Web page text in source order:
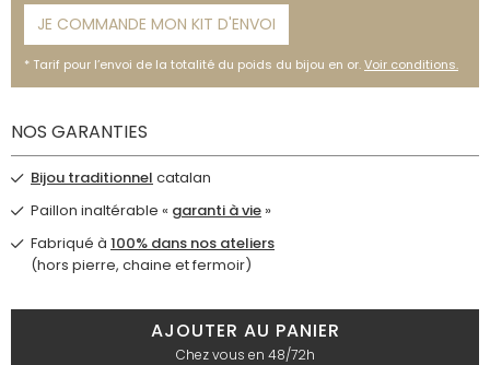
Tarif pour l’envoi de la totalité du poids du bijou en or.Voir conditions.
JE COMMANDE MON KIT D'ENVOI
NOS GARANTIES
Bijou traditionnel catalan
Paillon inaltérable « garanti à vie »
Fabriqué à 100% dans nos ateliers
(hors pierre, chaine et fermoir)
AJOUTER AU PANIER
Chez vous en 48/72h